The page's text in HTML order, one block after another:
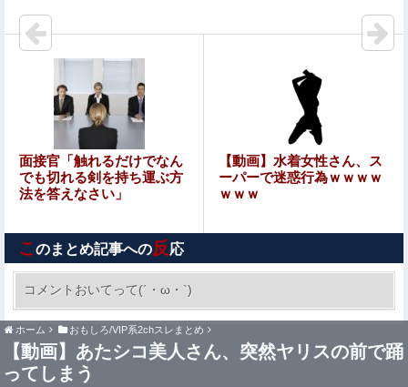
全崩壊します。助けて下さい」
【閲覧注意】人妻がヌード動画を公開 ⇒ ネット民「赤ち
ゃんに絶対に母乳を上げないで！」（衝撃動画）
【閲覧注意】女さん「私の村、本当にヤバい…これ見
て…」（衝撃動画）
最新の日本人が減り、外国人が増えた街市ランキングをご
覧下さい→5位川口市、4位京都市、ではトップ3は❓
【放送事故】フジテレビ、女子大生を大量投入して闇深エ
ロ番組ｗｗｗｗ
【日向坂46】髙橋未来虹さん、外番組で負け属
性を発揮してしまう…
職場の人妻と不倫をして、ついに、、、
面接官「触れるだけでなん
でも切れる剣を持ち運ぶ方
法を答えなさい」
【動画】水着女性さん、ス
ーパーで迷惑行為ｗｗｗｗ
ｗｗｗ
こ のまとめ記事への反応
コメントおいてって(´・ω・`)
ホーム おもしろ/VIP系2chスレまとめ
【動画】あたシコ美人さん、突然ヤリスの前で踊
ってしまう